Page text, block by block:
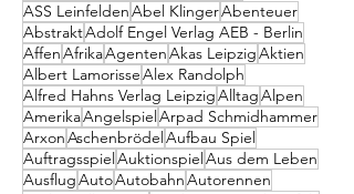
ASS LeinfeldenAbel KlingerAbenteuer
AbstraktAdolf Engel Verlag AEB - Berlin
AffenAfrikaAgentenAkas LeipzigAktien
Albert LamorisseAlex Randolph
Alfred Hahns Verlag LeipzigAlltagAlpen
AmerikaAngelspielArpad Schmidhammer
ArxonAschenbrödelAufbau Spiel
AuftragsspielAuktionspielAus dem Leben
AusflugAutoAutobahnAutorennen